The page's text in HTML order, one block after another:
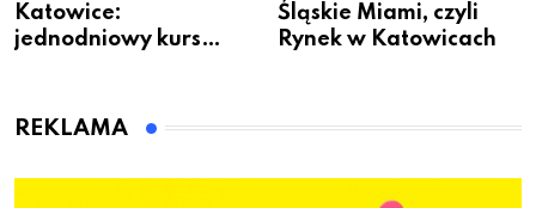
Katowice:
jednodniowy kurs
dzieci
Śląskie Miami, czyli
Rynek w Katowicach
REKLAMA